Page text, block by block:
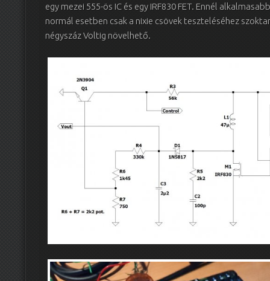
egy mezei 555-ös IC és egy IRF830 FET. Ennél
normál esetben csak a nixie csövek teszteléséhez
négyszáz Voltig növelhető.